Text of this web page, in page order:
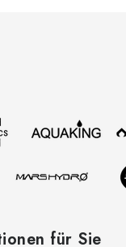
für Sie